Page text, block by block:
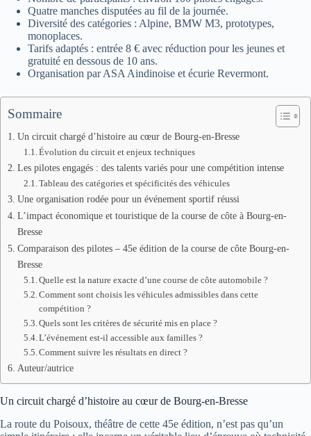
Quatre manches disputées au fil de la journée.
Diversité des catégories : Alpine, BMW M3, prototypes,
monoplaces.
Tarifs adaptés : entrée 8 € avec réduction pour les jeunes et
gratuité en dessous de 10 ans.
Organisation par ASA Aindinoise et écurie Revermont.
Sommaire
Un circuit chargé d’histoire au cœur de Bourg-en-Bresse
Évolution du circuit et enjeux techniques
Les pilotes engagés : des talents variés pour une compétition intense
Tableau des catégories et spécificités des véhicules
Une organisation rodée pour un événement sportif réussi
L’impact économique et touristique de la course de côte à Bourg-en-
Bresse
Comparaison des pilotes – 45e édition de la course de côte Bourg-en-
Bresse
Quelle est la nature exacte d’une course de côte automobile ?
Comment sont choisis les véhicules admissibles dans cette
compétition ?
Quels sont les critères de sécurité mis en place ?
L’événement est-il accessible aux familles ?
Comment suivre les résultats en direct ?
Auteur/autrice
Un circuit chargé d’histoire au cœur de Bourg-en-Bresse
La route du Poisoux, théâtre de cette 45e édition, n’est pas qu’un